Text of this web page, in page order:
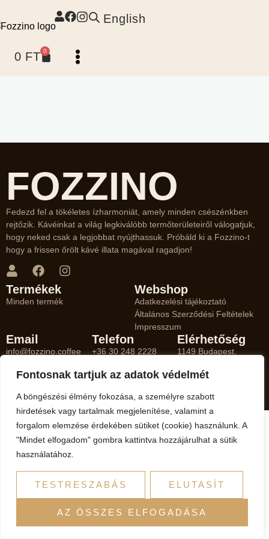
Fontosnak tartjuk az adatok védelmét
A böngészési élmény fokozása, a személyre szabott
hirdetések vagy tartalmak megjelenítése, valamint a
forgalom elemzése érdekében sütiket (cookie) használunk. A
"Mindet elfogadom" gombra kattintva hozzájárulhat a sütik
használatához.
TESTRESZABÁS ELUTASÍT
AZ ÖSSZES ELFOGADÁSA
English
0 FT 0
FOZZINO
Fedezd fel a tökéletes ízharmoniát, amely minden csészénkben
rejtőzik. Kávéinkat a világ legkiválóbb termőterületeiről válogatjuk,
hogy neked csak a legjobbat nyújthassuk. Próbáld ki a Fozzino-t
hogy a frissen őrölt kávé illata magával ragadjon!
Termékek
Minden termék
Webshop
Adatkezelési tájékoztató
Általános Szerződési Feltételek
Impresszum
Email
info@fozzino.coffee
Telefon
+36 30 248 2228
Elérhetőség
1149 Budapest,
© 2026 Minden jog fenntartva